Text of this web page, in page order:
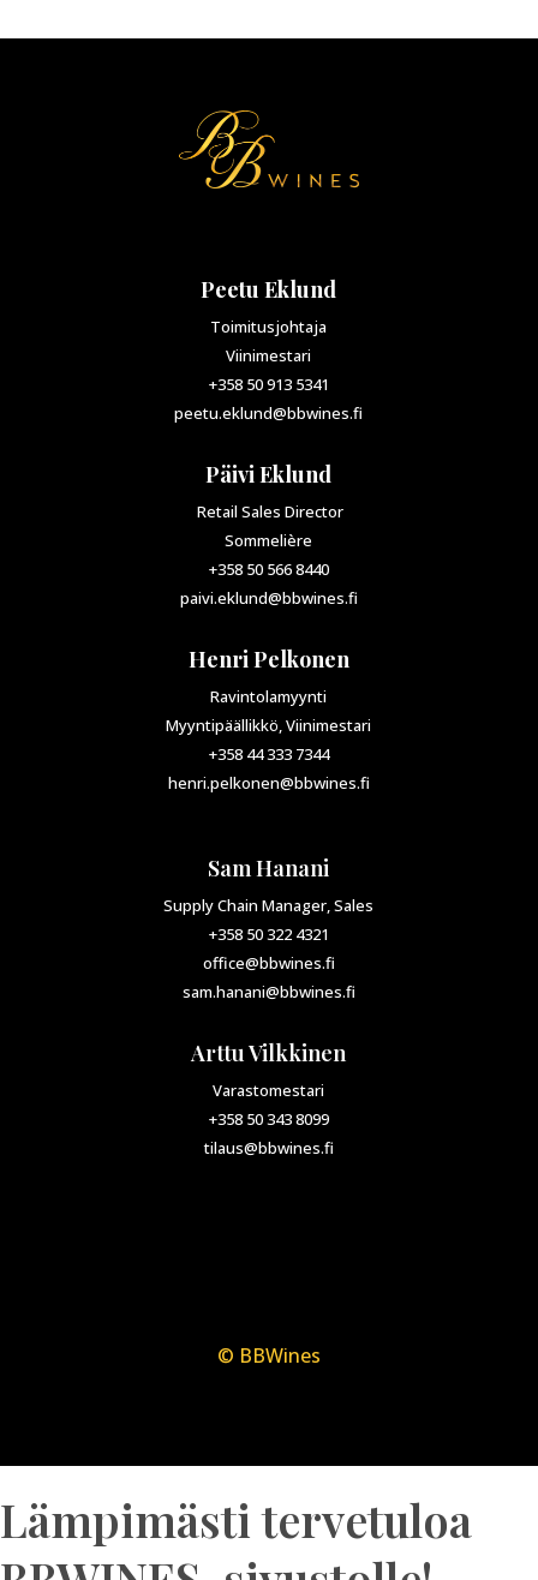
Peetu Eklund
Toimitusjohtaja
Viinimestari
+358 50 913 5341
peetu.eklund@bbwines.fi
Päivi Eklund
Retail Sales Director
Sommelière
+358 50 566 8440
paivi.eklund@bbwines.fi
Henri Pelkonen
Ravintolamyynti
Myyntipäällikkö, Viinimestari
+358 44 333 7344
henri.pelkonen@bbwines.fi
Sam Hanani
Supply Chain Manager, Sales
+358 50 322 4321
office@bbwines.fi
sam.hanani@bbwines.fi
Arttu Vilkkinen
Varastomestari
+358 50 343 8099
tilaus@bbwines.fi
© BBWines
Lämpimästi tervetuloa